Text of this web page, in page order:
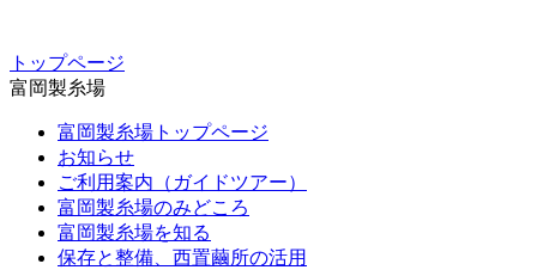
トップページ
富岡製糸場
富岡製糸場トップページ
お知らせ
ご利用案内（ガイドツアー）
富岡製糸場のみどころ
富岡製糸場を知る
保存と整備、西置繭所の活用